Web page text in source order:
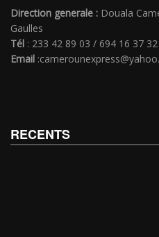
Direction generale : Douala
Gaulles
Tél : 233 42 89 03 / 694 16 37 32
Email
RECENTS